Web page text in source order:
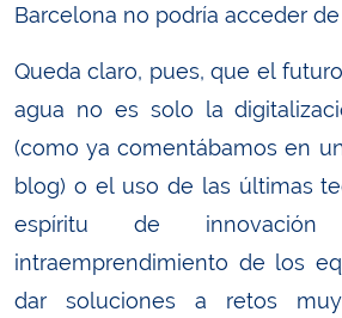
Barcelona no podría acceder
Queda claro, pues, que el
agua no es solo la
(como ya comentábamos en
blog) o el uso de las últimas
espíritu de
intraemprendimiento de los
dar soluciones a retos